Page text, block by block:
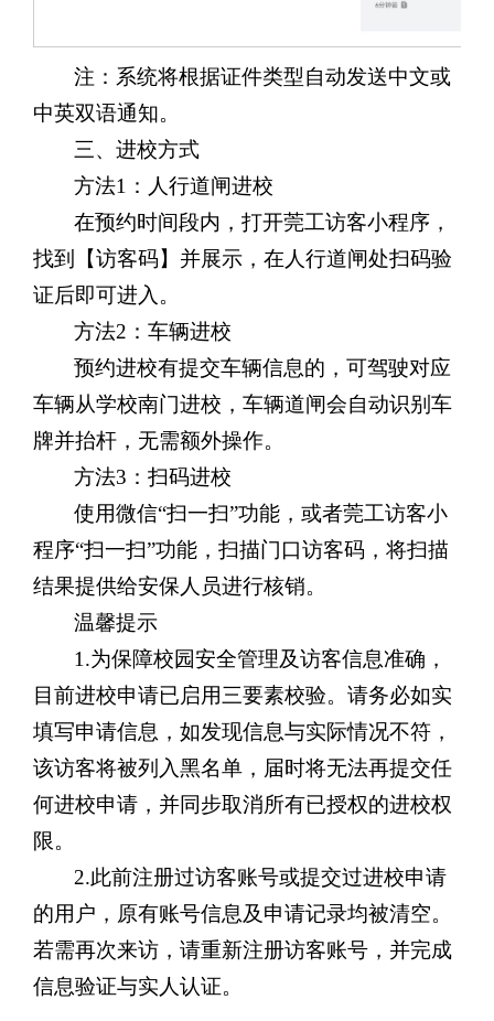
注：系统将根据证件类型自动发送中文或
中英双语通知。
三、进校方式
方法1 ： 人行道闸进校
在预约时间段内，打开莞工访客小程序，
找到【访客码】并展示，在人行道闸处扫码验
证后即可进入。
方法2：车辆进校
预约进校有提交车辆信息的，可驾驶对应
车辆从学校南门进校，车辆道闸会自动识别车
牌并抬杆，无需额外操作。
方法3：扫码进校
使用微信“扫一扫”功能，或者莞工访客小
程序“扫一扫”功能，扫描门口访客码，将扫描
结果提供给安保人员进行核销。
温馨提示
1.为保障校园安全管理及访客信息准确，
目前进校申请已启用三要素校验。请务必如实
填写申请信息，如发现信息与实际情况不符，
该访客将被列入黑名单，届时将无法再提交任
何进校申请，并同步取消所有已授权的进校权
限。
2.此前注册过访客账号或提交过进校申请
的用户，原有账号信息及申请记录均被清空。
若需再次来访，请重新注册访客账号，并完成
信息验证与实人认证。